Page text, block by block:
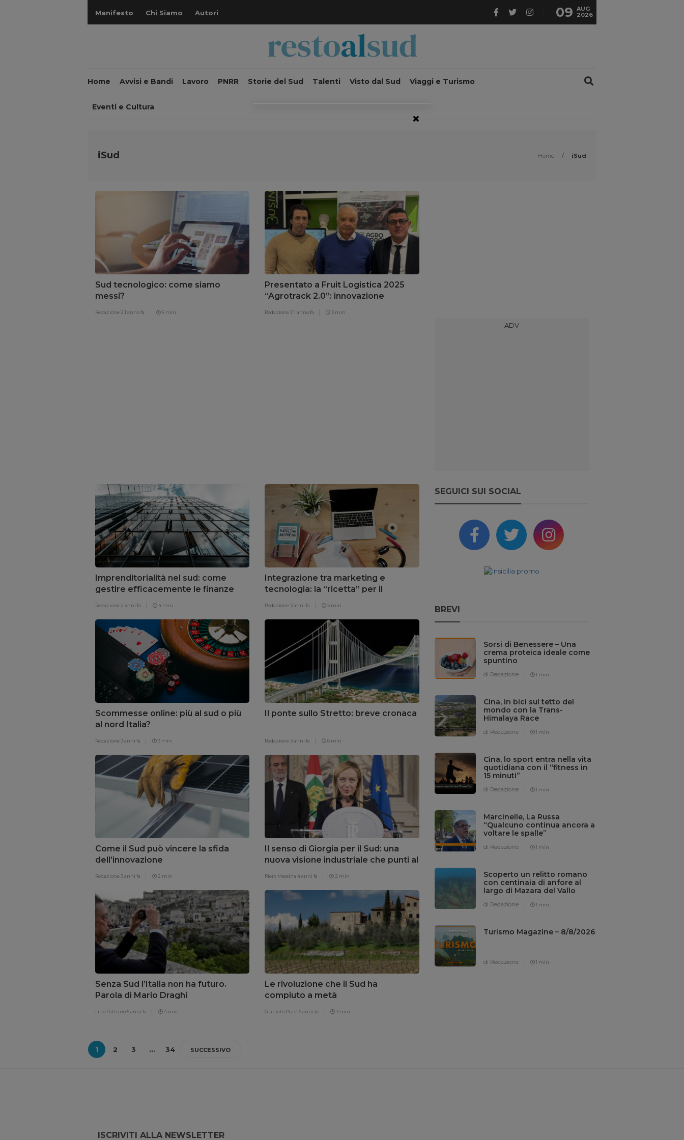
Manifesto Chi Siamo Autori 09 AUG
2026
Home Avvisi e Bandi Lavoro PNRR Storie del Sud Talenti Visto dal Sud Viaggi e Turismo
Eventi e Cultura
iSud Home / iSud
Sud tecnologico: come siamo
messi?
Redazione 2 1 anno fa 6 min
Presentato a Fruit Logistica 2025
“Agrotrack 2.0”: innovazione
Redazione 21 anno fa 3 min
Imprenditorialità nel sud: come
gestire efficacemente le finanze
Redazione 2 anni fa 4 min
Integrazione tra marketing e
tecnologia: la “ricetta” per il
Redazione 3 anni fa 5 min
Scommesse online: più al sud o più
al nord Italia?
Redazione 3 anni fa 3 min
Il ponte sullo Stretto: breve cronaca
Redazione 3 anni fa 6 min
Come il Sud può vincere la sfida
dell’innovazione
Redazione 3 anni fa 2 min
Il senso di Giorgia per il Sud: una
nuova visione industriale che punti al
Piero Messina 4 anni fa 2 min
Senza Sud l’Italia non ha futuro.
Parola di Mario Draghi
Lino Patruno 5 anni fa 4 min
Le rivoluzione che il Sud ha
compiuto a metà
Gianvito Pizzi6 anni fa 3 min
1 2 3 … 34 SUCCESSIVO
SEGUICI SUI SOCIAL
BREVI
Sorsi di Benessere – Una
crema proteica ideale come
spuntino
di Redazione 1 min
Cina, in bici sul tetto del
mondo con la Trans-
Himalaya Race
di Redazione 1 min
Cina, lo sport entra nella vita
quotidiana con il “fitness in
15 minuti”
di Redazione 1 min
Marcinelle, La Russa
“Qualcuno continua ancora a
voltare le spalle”
di Redazione 1 min
Scoperto un relitto romano
con centinaia di anfore al
largo di Mazara del Vallo
di Redazione 1 min
Turismo Magazine – 8/8/2026
di Redazione 1 min
ISCRIVITI ALLA NEWSLETTER
×